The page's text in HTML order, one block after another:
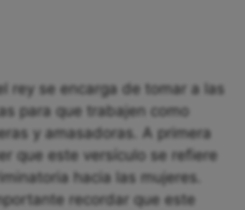
rey se encarga de tomar a las
para que trabajen como
y amasadoras. A primera
que este versículo se refiere
hacia las mujeres.
recordar que este